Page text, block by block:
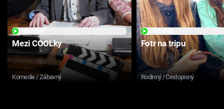
Mezi COOLky
Komedie / Zábavný
Fotr na tripu
Rodinný / Cestopisný